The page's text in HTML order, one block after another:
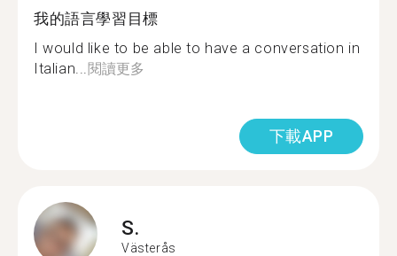
我的語言學習目標
I would like to be able to have a conversation in
Italian...閱讀更多
下載APP
S.
Västerås